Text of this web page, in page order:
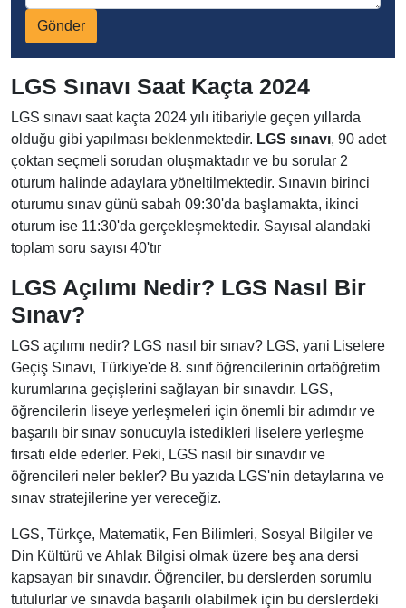
Gönder
LGS Sınavı Saat Kaçta 2024
LGS sınavı saat kaçta 2024 yılı itibariyle geçen yıllarda
olduğu gibi yapılması beklenmektedir. LGS sınavı, 90 adet
çoktan seçmeli sorudan oluşmaktadır ve bu sorular 2
oturum halinde adaylara yöneltilmektedir. Sınavın birinci
oturumu sınav günü sabah 09:30'da başlamakta, ikinci
oturum ise 11:30'da gerçekleşmektedir. Sayısal alandaki
toplam soru sayısı 40'tır
LGS Açılımı Nedir? LGS Nasıl Bir
Sınav?
LGS açılımı nedir? LGS nasıl bir sınav? LGS, yani Liselere
Geçiş Sınavı, Türkiye'de 8. sınıf öğrencilerinin ortaöğretim
kurumlarına geçişlerini sağlayan bir sınavdır. LGS,
öğrencilerin liseye yerleşmeleri için önemli bir adımdır ve
başarılı bir sınav sonucuyla istedikleri liselere yerleşme
fırsatı elde ederler. Peki, LGS nasıl bir sınavdır ve
öğrencileri neler bekler? Bu yazıda LGS'nin detaylarına ve
sınav stratejilerine yer vereceğiz.
LGS, Türkçe, Matematik, Fen Bilimleri, Sosyal Bilgiler ve
Din Kültürü ve Ahlak Bilgisi olmak üzere beş ana dersi
kapsayan bir sınavdır. Öğrenciler, bu derslerden sorumlu
tutulurlar ve sınavda başarılı olabilmek için bu derslerdeki